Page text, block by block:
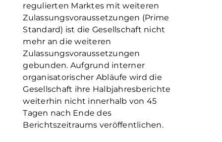
regulierten Marktes mit weiteren
Zulassungsvoraussetzungen (Prime
Standard) ist die Gesellschaft nicht
mehr an die weiteren
Zulassungsvoraussetzungen
gebunden. Aufgrund interner
organisatorischer Abläufe wird die
Gesellschaft ihre Halbjahresberichte
weiterhin nicht innerhalb von 45
Tagen nach Ende des
Berichtszeitraums veröffentlichen.